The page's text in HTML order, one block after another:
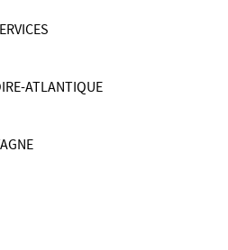
ATLANTIQUE